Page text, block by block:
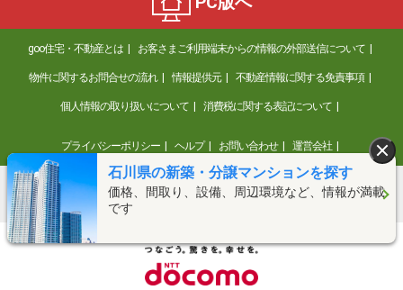
石川県の新築・分譲マンションを探す
価格、間取り、設備、周辺環境など、情報が満載
です
goo住宅・不動産とは お客さまご利用端末からの情報の外部送信について
物件に関するお問合せの流れ 情報提供元 不動産情報に関する免責事項
個人情報の取り扱いについて 消費税に関する表記について
プライバシーポリシー ヘルプ お問い合わせ 運営会社
©NTT DOCOMO